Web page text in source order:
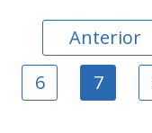
Anterior
6
7